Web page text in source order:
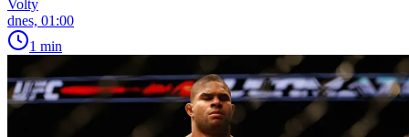
Volty
dnes, 01:00
1 min